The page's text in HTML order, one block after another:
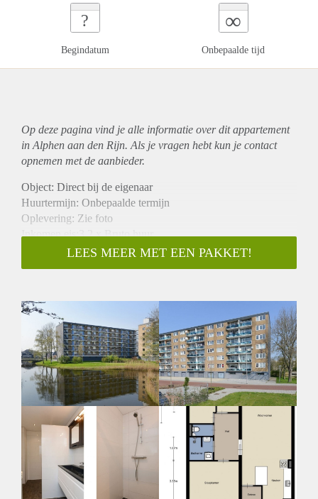
?
Begindatum
∞
Onbepaalde tijd
Op deze pagina vind je alle informatie over ditappartement
in Alphen aan den Rijn. Als je vragen hebt kun je contact
opnemen met de aanbieder.
Object: Direct bij de eigenaar
Huurtermijn: Onbepaalde termijn
Oplevering: Zie foto
Inkomen eis:3,2 x Bruto huur
Garantiestelling mogelijk: Ja
Borg: 1 Maand
Huisdieren toegestaan: Afhankelijk van de Eigenaar
Huurtoeslag grens: Nee
Geschikt voor studenten: Afhankelijk van de Eigenaar
LEES MEER MET EEN PAKKET!